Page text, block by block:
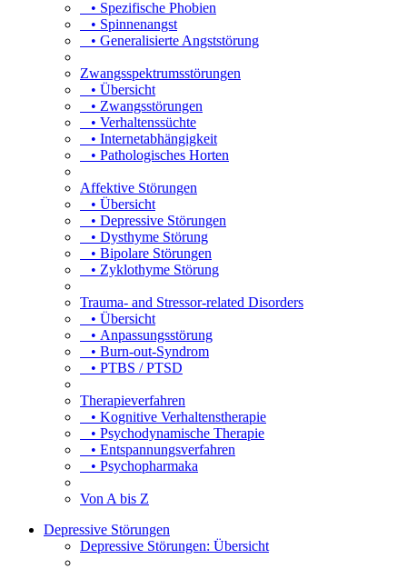
• Spezifische Phobien
• Spinnenangst
• Generalisierte Angststörung
Zwangsspektrumsstörungen
• Übersicht
• Zwangsstörungen
• Verhaltenssüchte
• Internetabhängigkeit
• Pathologisches Horten
Affektive Störungen
• Übersicht
• Depressive Störungen
• Dysthyme Störung
• Bipolare Störungen
• Zyklothyme Störung
Trauma- and Stressor-related Disorders
• Übersicht
• Anpassungsstörung
• Burn-out-Syndrom
• PTBS / PTSD
Therapieverfahren
• Kognitive Verhaltenstherapie
• Psychodynamische Therapie
• Entspannungsverfahren
• Psychopharmaka
Von A bis Z
Depressive Störungen
Depressive Störungen: Übersicht